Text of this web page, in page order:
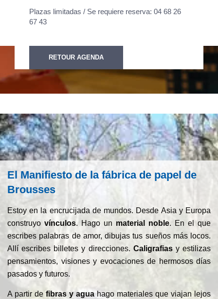
Plazas limitadas / Se requiere reserva: 04 68 26
67 43
RETOUR AGENDA
El Manifiesto de la fábrica de papel de
Brousses
Estoy en la encrucijada de mundos. Desde Asia y Europa
construyo vínculos. Hago un material noble. En el que
escribes palabras de amor, dibujas tus sueños más locos.
Allí escribes billetes y direcciones. Caligrafiasy estilizas
pensamientos, visiones y evocaciones de hermosos días
pasados ​​y futuros.
A partir de fibras y aguahago materiales que viajan lejos